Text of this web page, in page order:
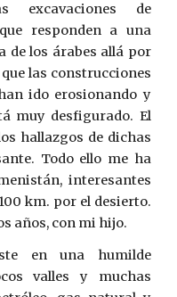
excavaciones de
que responden a una
de los árabes allá por
las construcciones
ido erosionando y
muy desfigurado. El
hallazgos de dichas
Todo ello me ha
interesantes
km. por el desierto.
años, con mi hijo.
en una humilde
valles y muchas